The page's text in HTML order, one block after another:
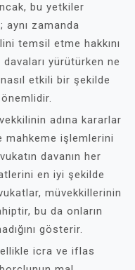
bu yetkiler
aynı zamanda
temsil etme hakkını
yürütürken ne
etkili bir şekilde
adına kararlar
mahkeme işlemlerini
davanın her
en iyi şekilde
müvekkillerinin
bu da onların
gösterir.
icra ve iflas